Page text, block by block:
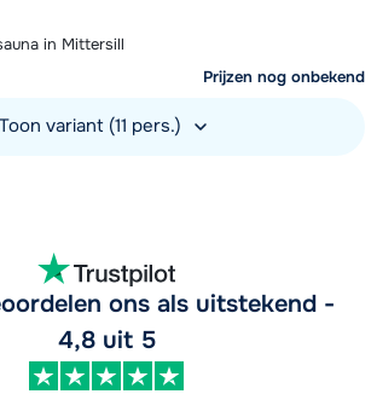
in Mittersill
Prijzen nog onbekend
Toon variant (11 pers.)
ons als uitstekend -
4,8 uit 5